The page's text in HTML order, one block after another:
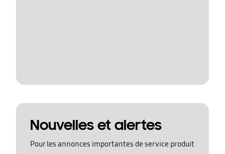
Nouvelles et alertes
Pour les annonces importantes de service produit